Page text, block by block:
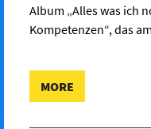
Album „Alles was ich
Kompetenzen“, das am
MORE